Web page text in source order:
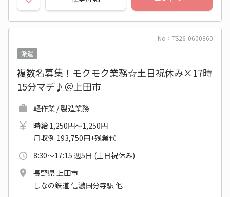
No：TS26-0600860
派遣
複数名募集！モクモク業務☆土日祝休み×17時
15分マデ♪＠上田市
軽作業 / 製造業務
時給 1,250円～1,250円
月収例 193,750円+残業代
8:30～17:15 週5日 (土日祝休み)
長野県 上田市
しなの鉄道 信濃国分寺駅 他